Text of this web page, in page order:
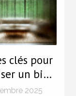
clés pour
un bien
vente ?
2025